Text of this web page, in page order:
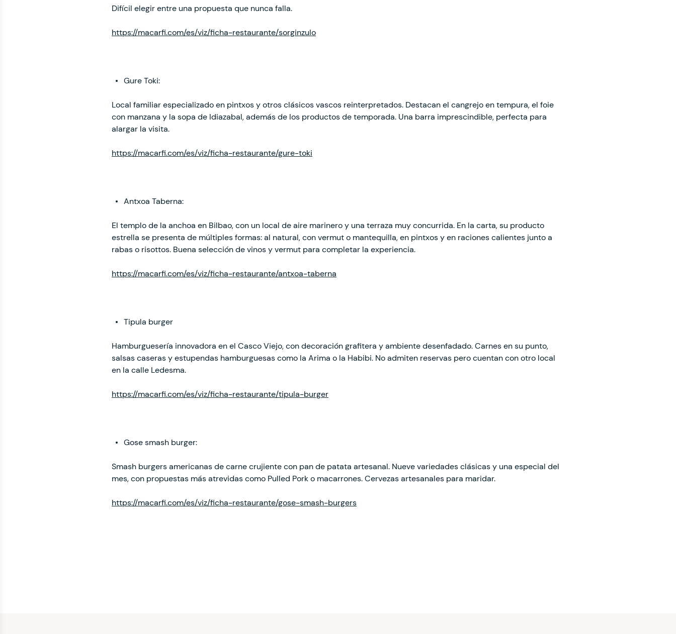
Difícil elegir entre una propuesta que nunca falla.
https://macarfi.com/es/viz/ficha-restaurante/sorginzulo
Gure Toki:
Local familiar especializado en pintxos y otros clásicos vascos reinterpretados. Destacan el cangrejo en tempura, el foie
con manzana y la sopa de Idiazabal, además de los productos de temporada. Una barra imprescindible, perfecta para
alargar la visita.
https://macarfi.com/es/viz/ficha-restaurante/gure-toki
Antxoa Taberna:
El templo de la anchoa en Bilbao, con un local de aire marinero y una terraza muy concurrida. En la carta, su producto
estrella se presenta de múltiples formas: al natural, con vermut o mantequilla, en pintxos y en raciones calientes junto a
rabas o risottos. Buena selección de vinos y vermut para completar la experiencia.
https://macarfi.com/es/viz/ficha-restaurante/antxoa-taberna
Tipula burger
Hamburguesería innovadora en el Casco Viejo, con decoración grafitera y ambiente desenfadado. Carnes en su punto,
salsas caseras y estupendas hamburguesas como la Arima o la Habibi. No admiten reservas pero cuentan con otro local
en la calle Ledesma.
https://macarfi.com/es/viz/ficha-restaurante/tipula-burger
Gose smash burger:
Smash burgers americanas de carne crujiente con pan de patata artesanal. Nueve variedades clásicas y una especial del
mes, con propuestas más atrevidas como Pulled Pork o macarrones. Cervezas artesanales para maridar.
https://macarfi.com/es/viz/ficha-restaurante/gose-smash-burgers